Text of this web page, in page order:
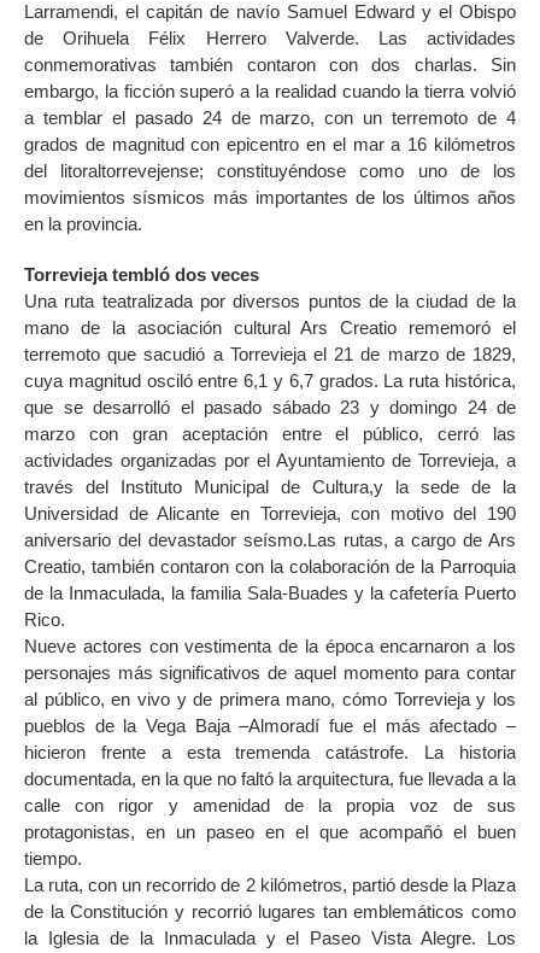
Larramendi, el capitán de navío Samuel Edward y el Obispo
de Orihuela Félix Herrero Valverde. Las actividades
conmemorativas también contaron con dos charlas. Sin
embargo, la ficción superó a la realidad cuando la tierra volvió
a temblar el pasado 24 de marzo, con un terremoto de 4
grados de magnitud con epicentro en el mar a 16 kilómetros
del litoraltorrevejense; constituyéndose como uno de los
movimientos sísmicos más importantes de los últimos años
en la provincia.
Torrevieja tembló dos veces
Una ruta teatralizada por diversos puntos de la ciudad de la
mano de la asociación cultural Ars Creatio rememoró el
terremoto que sacudió a Torrevieja el 21 de marzo de 1829,
cuya magnitud osciló entre 6,1 y 6,7 grados. La ruta histórica,
que se desarrolló el pasado sábado 23 y domingo 24 de
marzo con gran aceptación entre el público, cerró las
actividades organizadas por el Ayuntamiento de Torrevieja, a
través del Instituto Municipal de Cultura,y la sede de la
Universidad de Alicante en Torrevieja, con motivo del 190
aniversario del devastador seísmo.Las rutas, a cargo de Ars
Creatio, también contaron con la colaboración de la Parroquia
de la Inmaculada, la familia Sala-Buades y la cafetería Puerto
Rico.
Nueve actores con vestimenta de la época encarnaron a los
personajes más significativos de aquel momento para contar
al público, en vivo y de primera mano, cómo Torrevieja y los
pueblos de la Vega Baja –Almoradí fue el más afectado –
hicieron frente a esta tremenda catástrofe. La historia
documentada, en la que no faltó la arquitectura, fue llevada a la
calle con rigor y amenidad de la propia voz de sus
protagonistas, en un paseo en el que acompañó el buen
tiempo.
La ruta, con un recorrido de 2 kilómetros, partió desde la Plaza
de la Constitución y recorrió lugares tan emblemáticos como
la Iglesia de la Inmaculada y el Paseo Vista Alegre. Los